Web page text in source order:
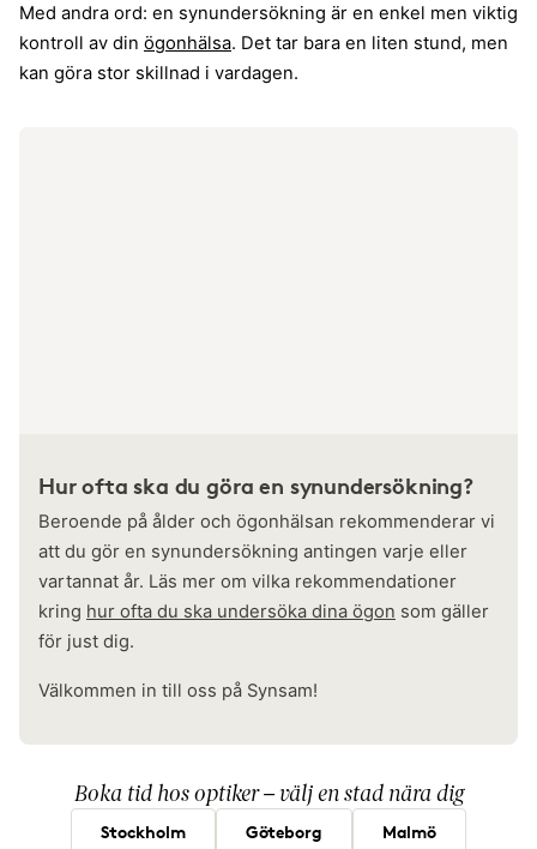
Med andra ord: en synundersökning är en enkel men viktig
kontroll av din ögonhälsa. Det tar bara en liten stund, men
kan göra stor skillnad i vardagen.
Hur ofta ska du göra en synundersökning?
Beroende på ålder och ögonhälsan rekommenderar vi
att du gör en synundersökning antingen varje eller
vartannat år. Läs mer om vilka rekommendationer
kring hur ofta du ska undersöka dina ögon som gäller
för just dig.
Välkommen in till oss på Synsam!
Boka tid hos optiker – välj en stad nära dig
Stockholm Göteborg Malmö